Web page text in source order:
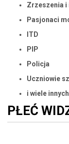
Zrzeszenia
Pasjonaci
ITD
PIP
Policja
Uczniowie
i wiele innych
PŁEĆ